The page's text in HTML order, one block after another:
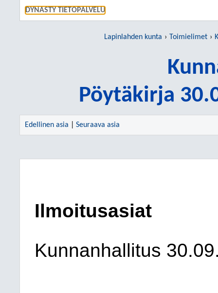
DYNASTY TIETOPALVELU
Lapinlahden kunta Toimielimet
Pöytäkirja
Edellinen asia Seuraava asia
Ilmoitusasiat
Kunnanhallitus